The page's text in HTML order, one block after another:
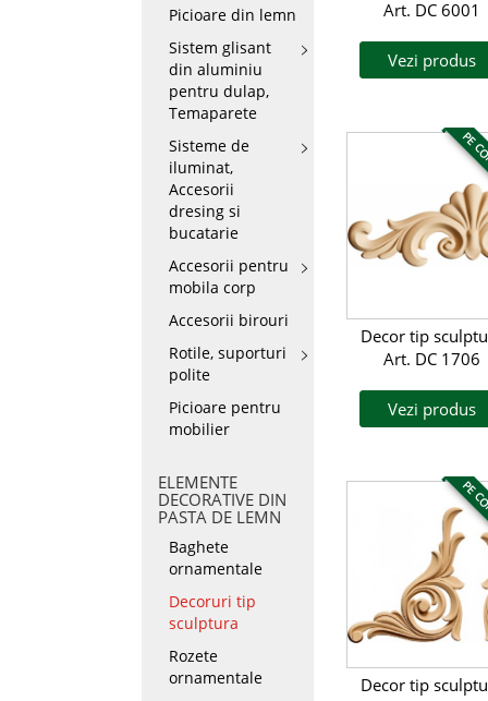
Picioare din lemn
Sistem glisant
din aluminiu
pentru dulap,
Temaparete
Sisteme de
iluminat,
Accesorii
dresing si
bucatarie
Accesorii pentru
mobila corp
Accesorii birouri
Rotile, suporturi
polite
Picioare pentru
mobilier
ELEMENTE
DECORATIVE DIN
PASTA DE LEMN
Baghete
ornamentale
Decoruri tip
sculptura
Rozete
ornamentale
Art. DC 6001
Vezi produs
PE
Decor tip
Art. DC 1706
Vezi produs
PE
Decor tip